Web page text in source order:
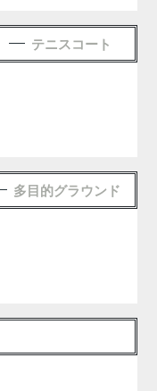
テニスコート
多目的グラウンド